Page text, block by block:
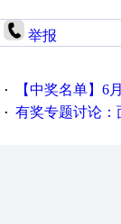
举报
· 【中奖名单】6月
· 有奖专题讨论：面对低压变